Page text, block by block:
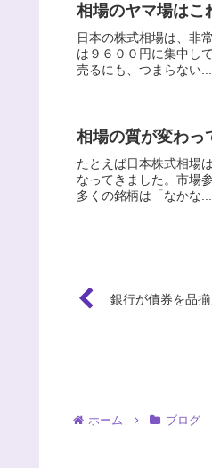
相場のヤマ場はこ
日本の株式相場は、非
は９６００円に集中し
売るにも、つまらない...
相場の質が変わっ
たとえば日本株式相場
なってきました。市場
多くの銘柄は「なかな...
銀行が債券を品揃
ホーム ブログ